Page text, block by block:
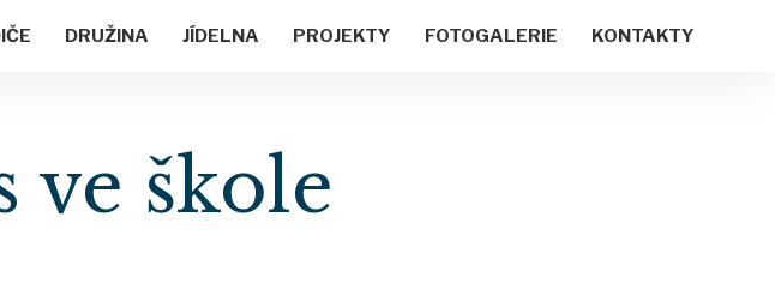
DRUŽINA JÍDELNA PROJEKTY FOTOGALERIE KONTAKTY
ve škole